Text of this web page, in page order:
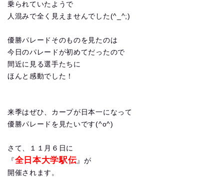
乗られていたようで
人混みで全く見えませんでした(^_^;)
優勝パレードそのものを見たのは
今日のパレードが初めてだったので
間近に見る選手たちに
ほんと感動でした！
来季はぜひ、カープが日本一になって
優勝パレードを見たいです(^o^)
さて、１１月６日に
『 全日本大学駅伝』が
開催されます。